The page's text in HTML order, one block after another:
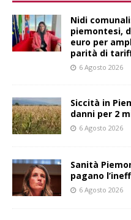
Nidi
piemontesi,
euro per
parità di
6 Agosto 2026
Siccità in
danni per 2
6 Agosto 2026
Sanità
pagano
6 Agosto 2026